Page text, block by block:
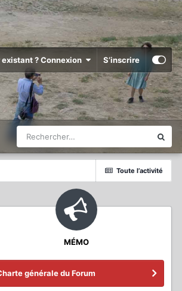
? Connexion S’inscrire
Toute l’activité
MÉMO
générale du Forum